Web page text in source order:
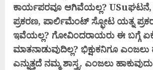
ಕಾರ್ಯಪರವೂ ಆಗಿವೆಯಲ್ಲ? USuಘಟನೆ,
ಪ್ರಕರಣ, ಪಾರ್ಲಿಮೆಂಟ್ ಸ್ಫೋಟ ಯತ್ನ
ಇವೆಯಲ್ಲ? ಗೋವಿಂದರಾಯರು ಈ ಬಗ್ಗೆ
ಮಾತನಾಡುವುದಿಲ್ಲ? ಭಿಕ್ಷುಕನಿಗೂ
ಎನ್ನುತ್ತದೆ ನಮ್ಮಶಾಸ್ತ್ರ. ಎಂಜಲು